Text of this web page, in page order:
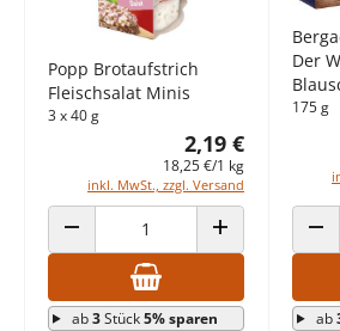
Popp Brotaufstrich
Fleischsalat Minis
3 x 40 g
2,19 €
18,25 €/1 kg
inkl. MwSt., zzgl. Versand
ANZAHL VERRINGERN ANZAHL ERHÖHEN
ab3Stück5% sparen
Der
175 g
ab